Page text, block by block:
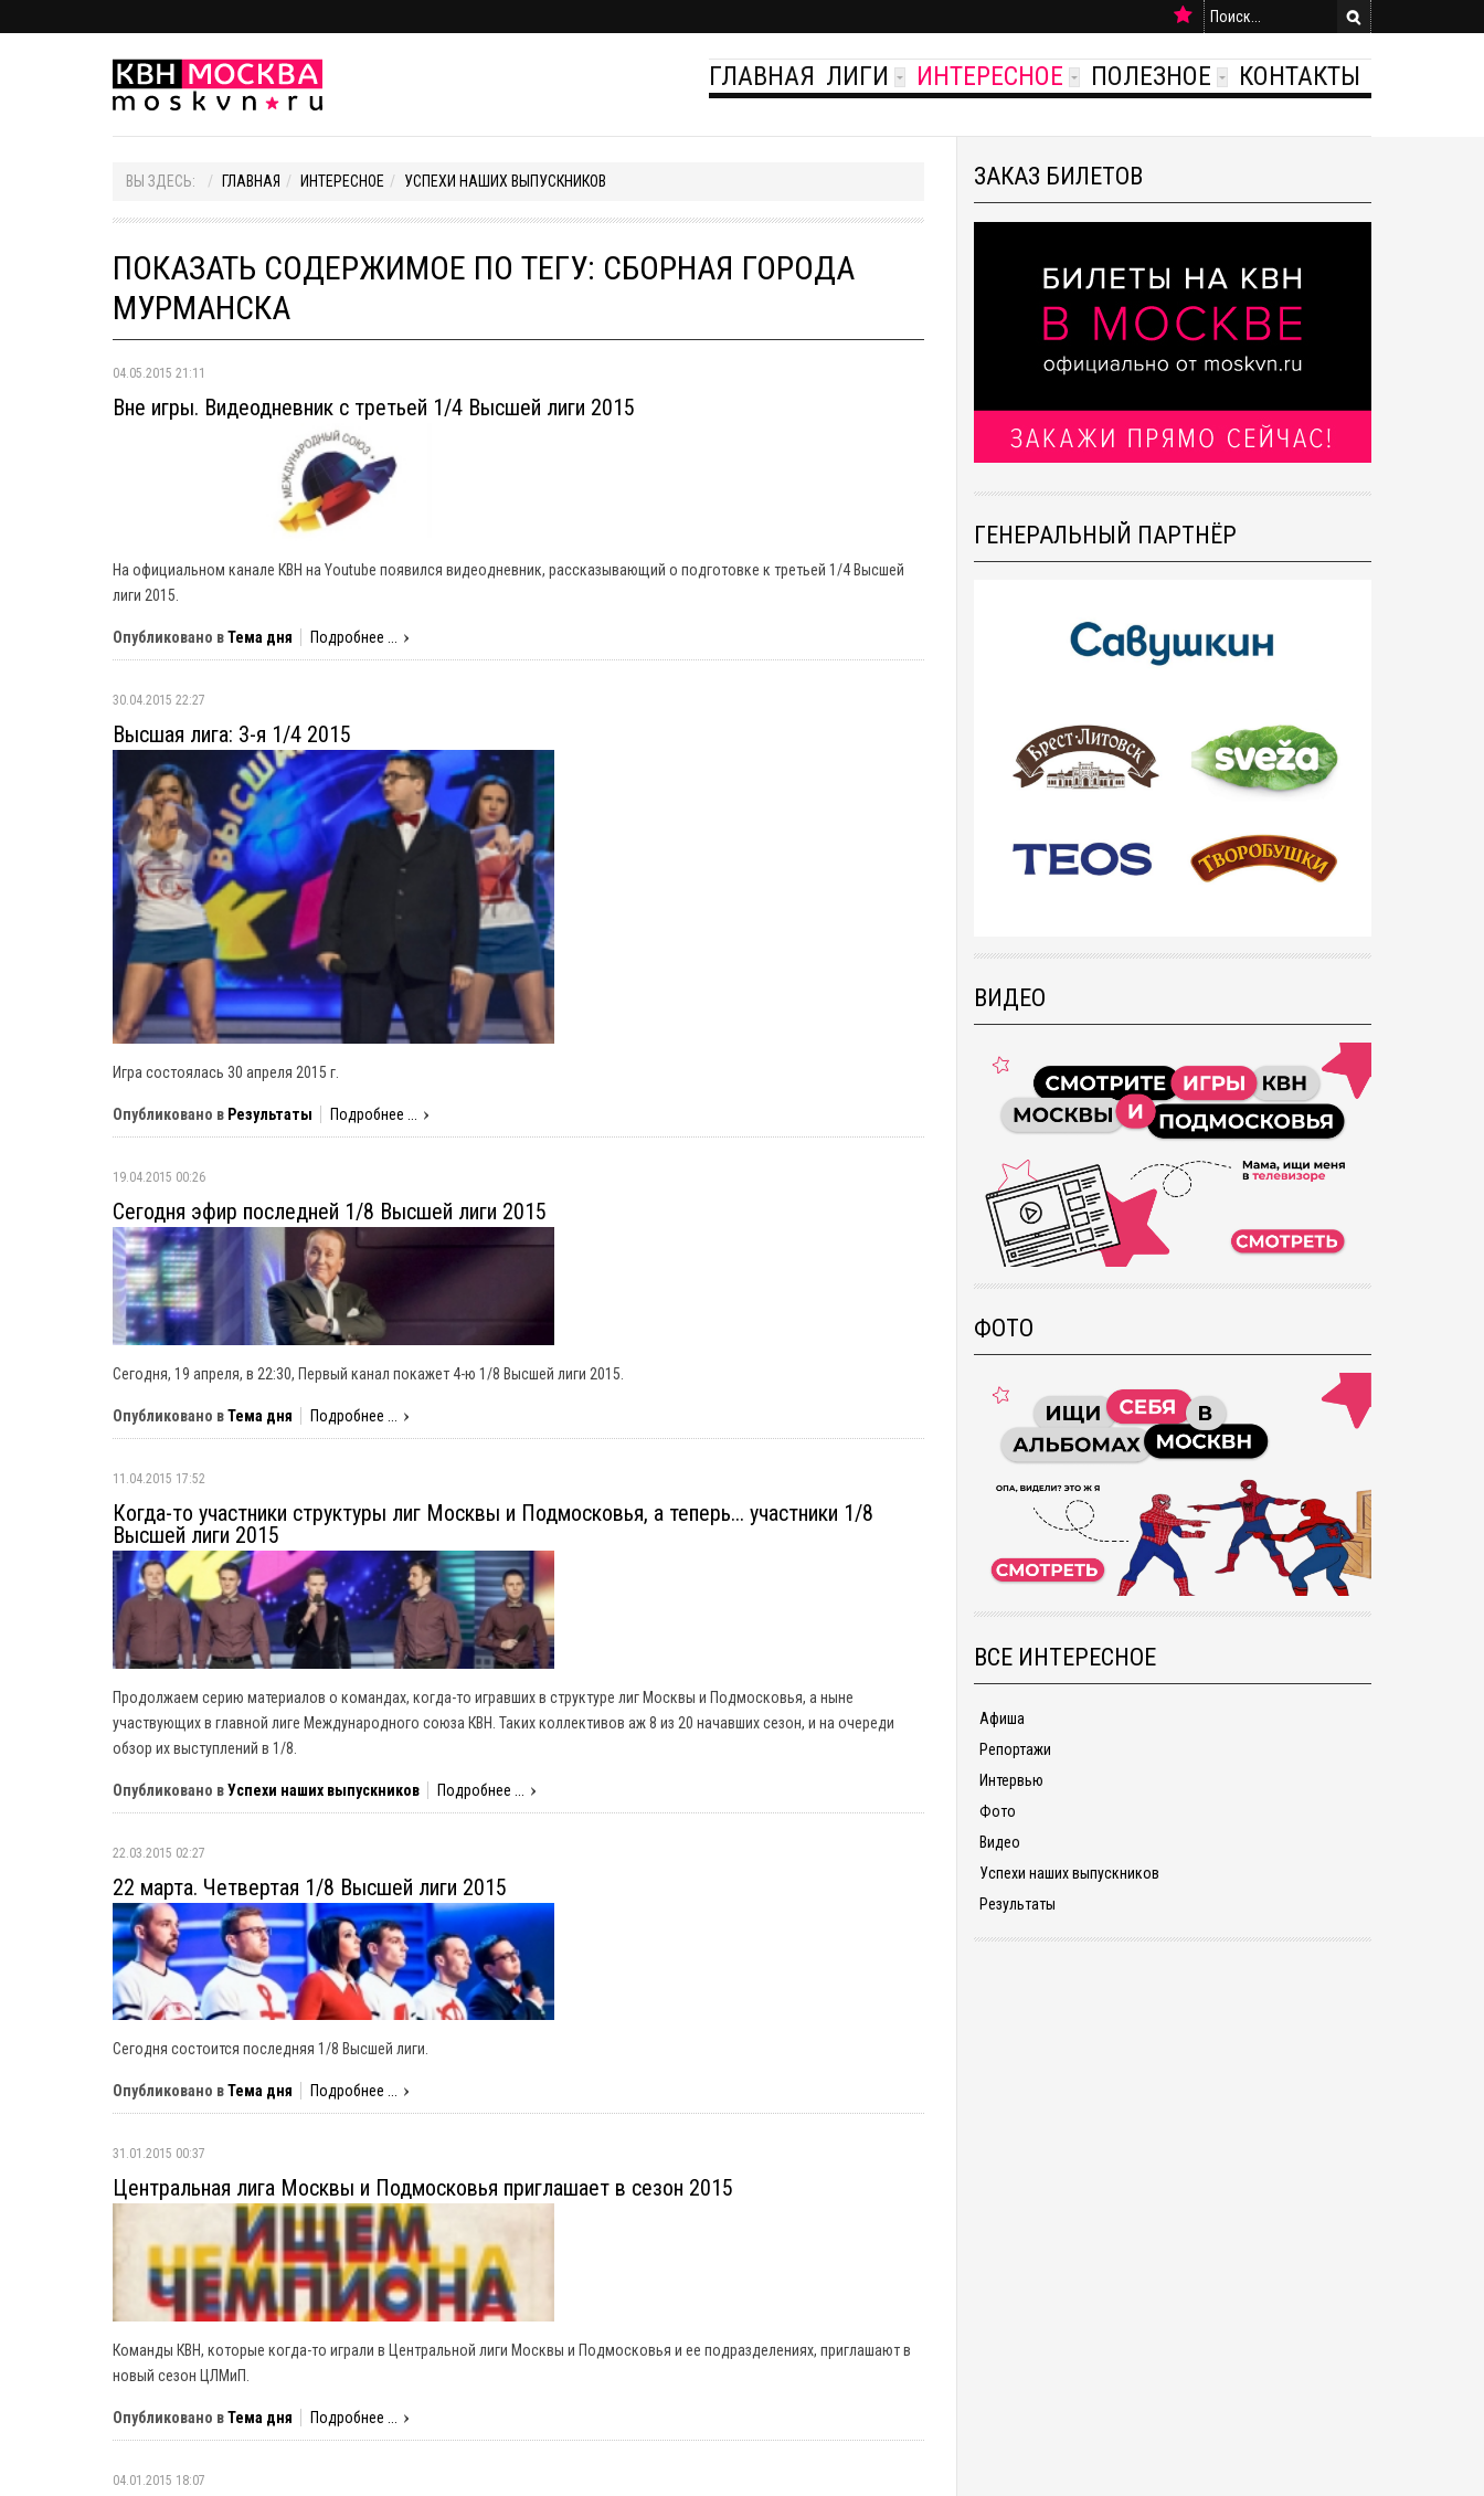
ГЛАВНАЯ ЛИГИ ИНТЕРЕСНОЕ ПОЛЕЗНОЕ КОНТАКТЫ
ВЫ ЗДЕСЬ: ГЛАВНАЯ ИНТЕРЕСНОЕ УСПЕХИ НАШИХ ВЫПУСКНИКОВ
ПОКАЗАТЬ СОДЕРЖИМОЕ ПО ТЕГУ: СБОРНАЯ ГОРОДА
МУРМАНСКА
04.05.2015 21:11
Вне игры. Видеодневник с третьей 1/4 Высшей лиги 2015
На официальном канале КВН на Youtube появился видеодневник, рассказывающий о подготовке к третьей 1/4 Высшей
лиги 2015.
Опубликовано вТема дня Подробнее ...
30.04.2015 22:27
Высшая лига: 3-я 1/4 2015
Игра состоялась 30 апреля 2015 г.
Опубликовано в Результаты Подробнее ...
19.04.2015 00:26
Сегодня эфир последней 1/8 Высшей лиги 2015
Сегодня, 19 апреля, в 22:30, Первый канал покажет 4-ю 1/8 Высшей лиги 2015.
Опубликовано вТема дня Подробнее ...
11.04.2015 17:52
Когда-то участники структуры лиг Москвы и Подмосковья, а теперь... участники 1/8
Высшей лиги 2015
Продолжаем серию материалов о командах, когда-то игравших в структуре лиг Москвы и Подмосковья, а ныне
участвующих в главной лиге Международного союза КВН. Таких коллективов аж 8 из 20 начавших сезон, и на очереди
обзор их выступлений в 1/8.
Опубликовано вУспехи наших выпускников Подробнее ...
22.03.2015 02:27
22 марта. Четвертая 1/8 Высшей лиги 2015
Сегодня состоится последняя 1/8 Высшей лиги.
Опубликовано вТема дня Подробнее ...
31.01.2015 00:37
Центральная лига Москвы и Подмосковья приглашает в сезон 2015
Команды КВН, которые когда-то играли в Центральной лиги Москвы и Подмосковья и ее подразделениях, приглашают в
новый сезон ЦЛМиП.
Опубликовано вТема дня Подробнее ...
04.01.2015 18:07
ЗАКАЗ БИЛЕТОВ
ГЕНЕРАЛЬНЫЙ ПАРТНЁР
ВИДЕО
ФОТО
ВСЕ ИНТЕРЕСНОЕ
Афиша
Репортажи
Интервью
Фото
Видео
Успехи наших выпускников
Результаты